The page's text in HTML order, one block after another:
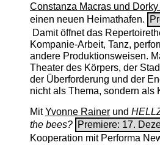
Constanza Macras und
einen neuen Heimathafen.
Damit öffnet das
Kompanie-Arbeit, Tanz,
andere Produktionsweisen.
Theater des Körpers, der
der Überforderung und der
nicht als Thema, sondern als
MitYvonne Rainerund
the bees? Premiere: 17.
Kooperation mit Performa